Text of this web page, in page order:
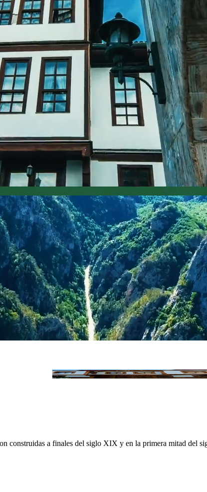
Kastamonu Mavi Konak
construidas a finales del siglo XIX y en la primera mitad del